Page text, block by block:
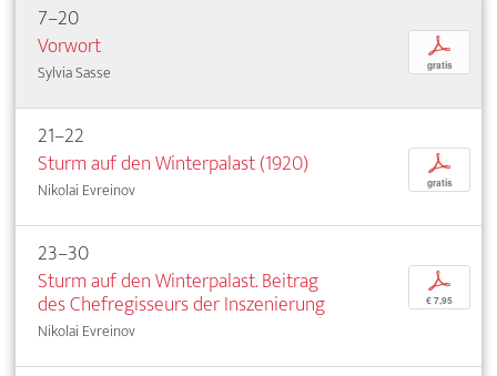
7–20
Vorwort
Sylvia Sasse
p
gratis
21–22
Sturm auf den Winterpalast (1920)
Nikolai Evreinov
p
gratis
23–30
Sturm auf den Winterpalast. Beitrag
des Chefregisseurs der Inszenierung
Nikolai Evreinov
p
€ 7,95